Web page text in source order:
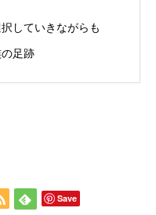
していきながらも
足跡
Save